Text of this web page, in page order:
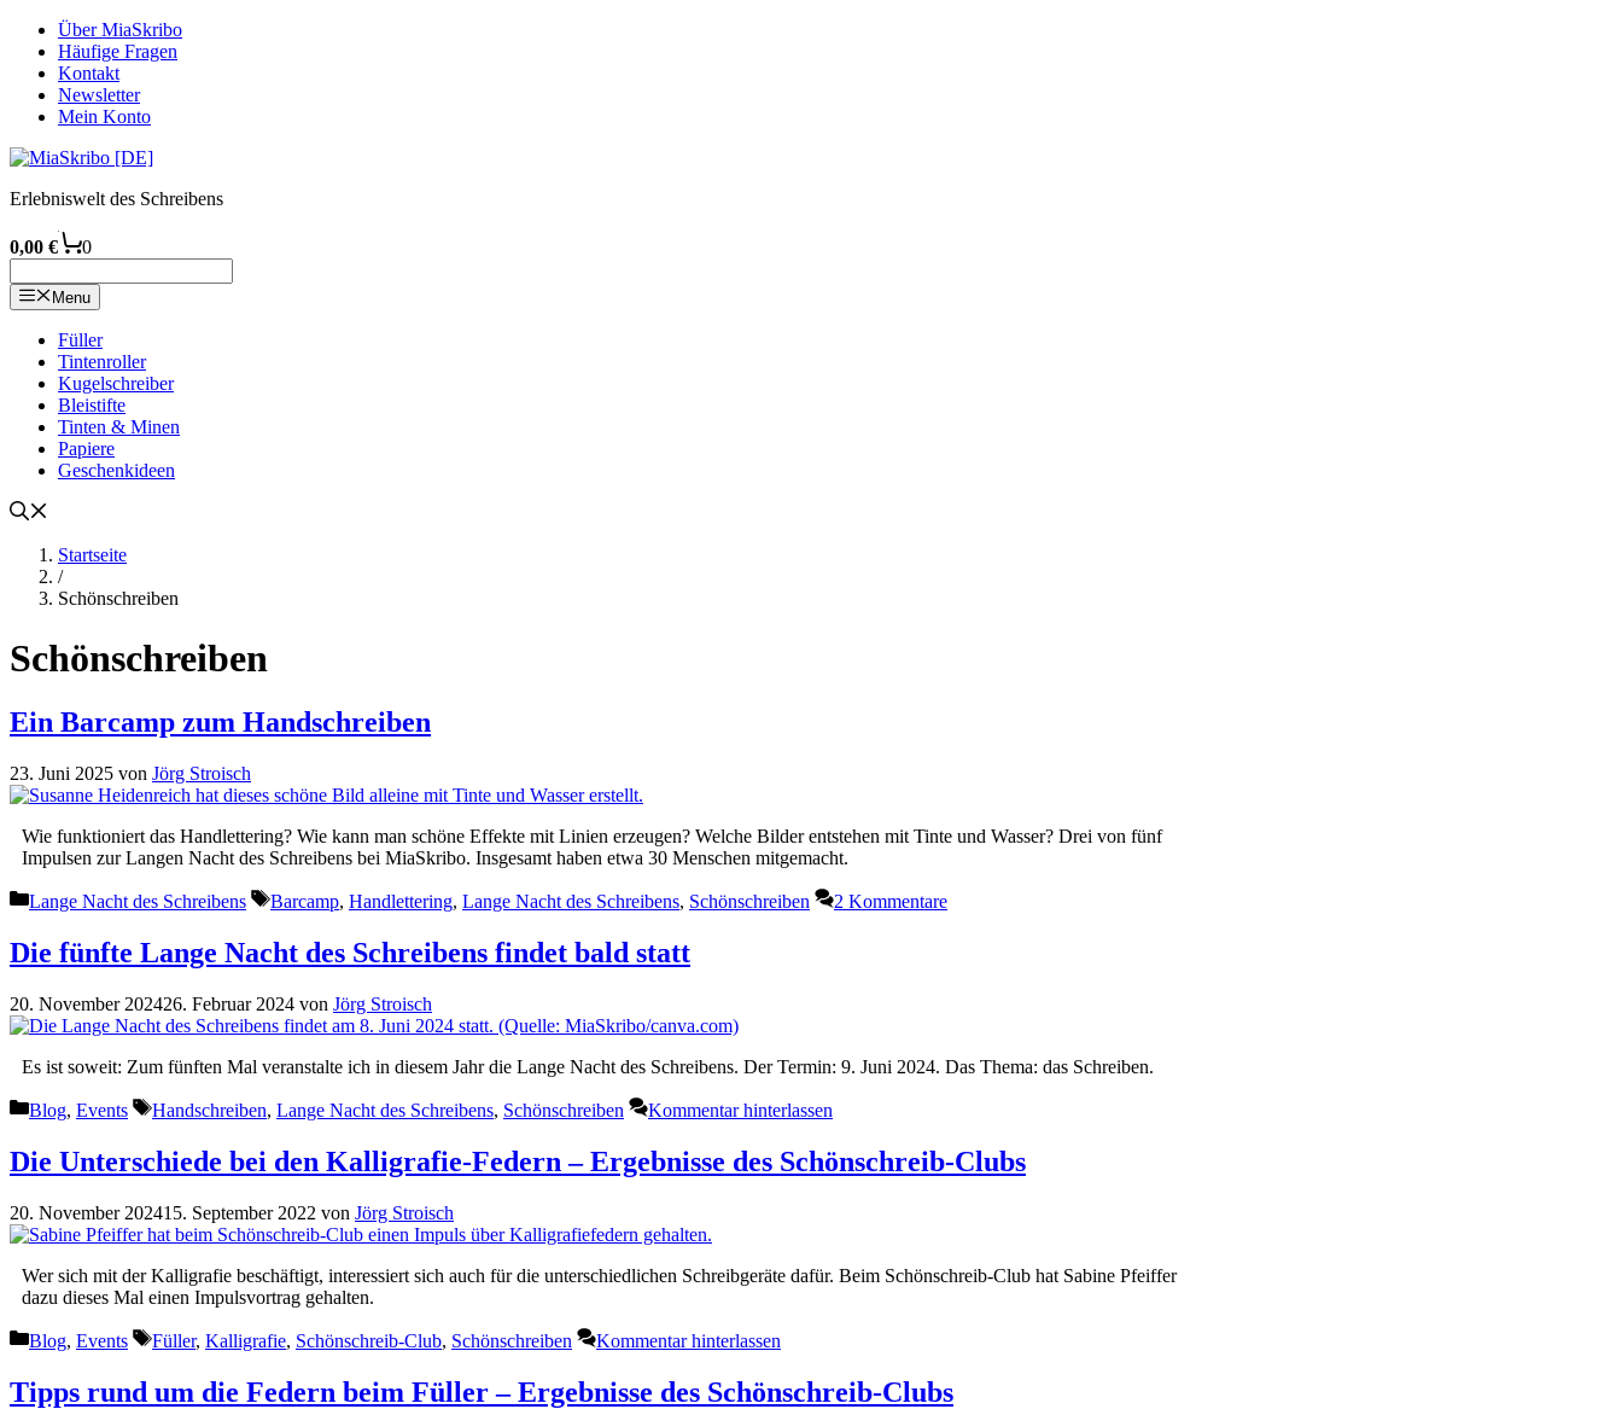
Zum
Inhalt
springen
Über MiaSkribo
Häufige Fragen
Kontakt
Newsletter
Mein Konto
Erlebniswelt des Schreibens
0,00 € 0
Menu
Füller
Tintenroller
Kugelschreiber
Bleistifte
Tinten & Minen
Papiere
Geschenkideen
Startseite
/
Schönschreiben
Schönschreiben
Ein Barcamp zum Handschreiben
23. Juni 2025 von Jörg Stroisch
Wie funktioniert das Handlettering? Wie kann man schöne Effekte mit Linien erzeugen? Welche Bilder entstehen mit Tinte und Wasser? Drei von fünf
Impulsen zur Langen Nacht des Schreibens bei MiaSkribo. Insgesamt haben etwa 30 Menschen mitgemacht.
Kategorien
Lange Nacht des Schreibens Schlagwörter
Barcamp, Handlettering, Lange Nacht des Schreibens, Schönschreiben 2 Kommentare
Die fünfte Lange Nacht des Schreibens findet bald statt
20. November 202426. Februar 2024 von Jörg Stroisch
Es ist soweit: Zum fünften Mal veranstalte ich in diesem Jahr die Lange Nacht des Schreibens. Der Termin: 9. Juni 2024. Das Thema: das Schreiben.
Kategorien
Blog, Events Schlagwörter
Handschreiben, Lange Nacht des Schreibens, Schönschreiben Kommentar hinterlassen
Die Unterschiede bei den Kalligrafie-Federn – Ergebnisse des Schönschreib-Clubs
20. November 202415. September 2022 von Jörg Stroisch
Wer sich mit der Kalligrafie beschäftigt, interessiert sich auch für die unterschiedlichen Schreibgeräte dafür. Beim Schönschreib-Club hat Sabine Pfeiffer
dazu dieses Mal einen Impulsvortrag gehalten.
Kategorien
Blog, Events Schlagwörter
Füller, Kalligrafie, Schönschreib-Club, Schönschreiben Kommentar hinterlassen
Tipps rund um die Federn beim Füller – Ergebnisse des Schönschreib-Clubs